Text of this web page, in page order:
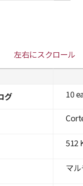
左右にスクロール
グ
10
512
マ